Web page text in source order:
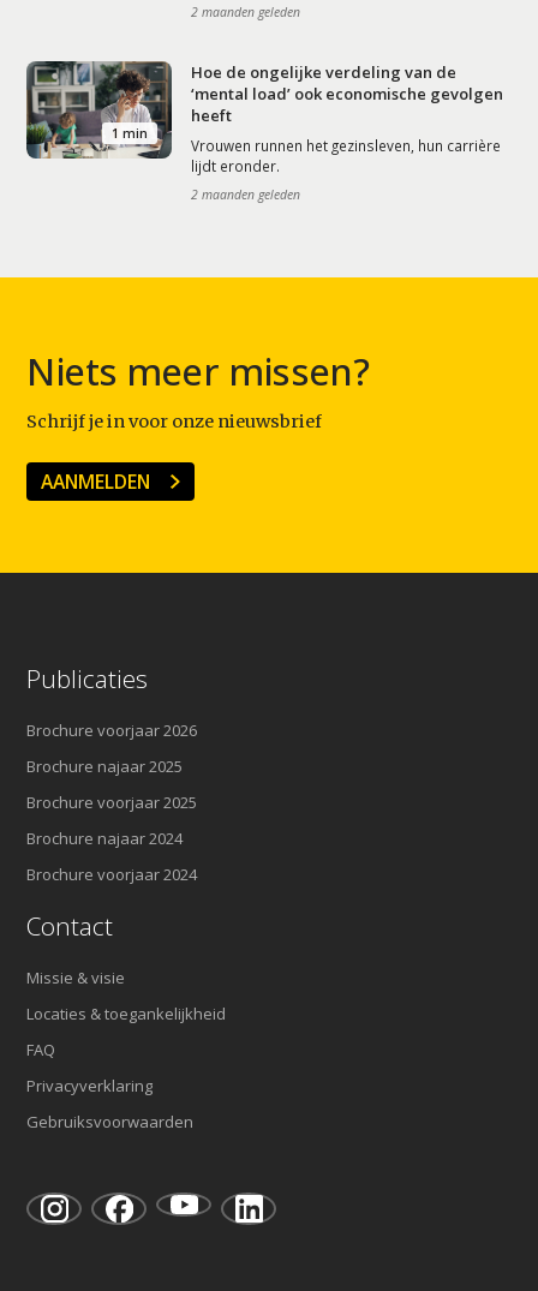
2 maanden geleden
1 min
Hoe de ongelijke verdeling van de
‘mental load’ ook economische gevolgen
heeft
Vrouwen runnen het gezinsleven, hun carrière
lijdt eronder.
2 maanden geleden
Niets meer missen?
Schrijf je in voor onze nieuwsbrief
AANMELDEN
Publicaties
Brochure voorjaar 2026
Brochure najaar 2025
Brochure voorjaar 2025
Brochure najaar 2024
Brochure voorjaar 2024
Contact
Missie & visie
Locaties & toegankelijkheid
FAQ
Privacyverklaring
Gebruiksvoorwaarden